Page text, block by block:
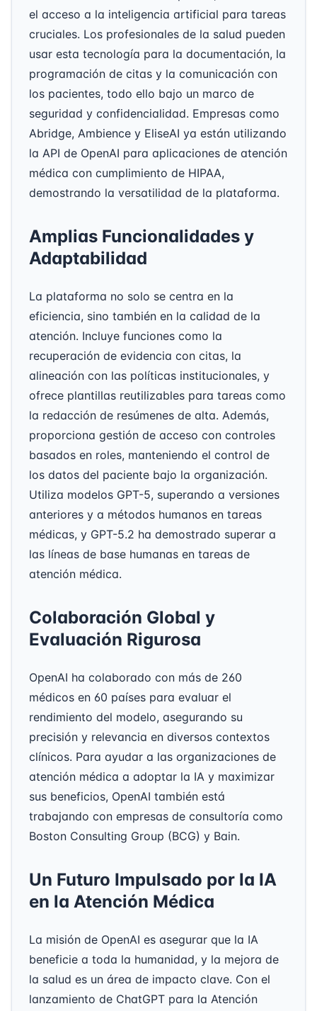
el acceso a la inteligencia artificial para tareas
cruciales. Los profesionales de la salud pueden
usar esta tecnología para la documentación, la
programación de citas y la comunicación con
los pacientes, todo ello bajo un marco de
seguridad y confidencialidad. Empresas como
Abridge, Ambience y EliseAI ya están utilizando
la API de OpenAI para aplicaciones de atención
médica con cumplimiento de HIPAA,
demostrando la versatilidad de la plataforma.
Amplias Funcionalidades y
Adaptabilidad
La plataforma no solo se centra en la
eficiencia, sino también en la calidad de la
atención. Incluye funciones como la
recuperación de evidencia con citas, la
alineación con las políticas institucionales, y
ofrece plantillas reutilizables para tareas como
la redacción de resúmenes de alta. Además,
proporciona gestión de acceso con controles
basados en roles, manteniendo el control de
los datos del paciente bajo la organización.
Utiliza modelos GPT-5, superando a versiones
anteriores y a métodos humanos en tareas
médicas, y GPT-5.2 ha demostrado superar a
las líneas de base humanas en tareas de
atención médica.
Colaboración Global y
Evaluación Rigurosa
OpenAI ha colaborado con más de 260
médicos en 60 países para evaluar el
rendimiento del modelo, asegurando su
precisión y relevancia en diversos contextos
clínicos. Para ayudar a las organizaciones de
atención médica a adoptar la IA y maximizar
sus beneficios, OpenAI también está
trabajando con empresas de consultoría como
Boston Consulting Group (BCG) y Bain.
Un Futuro Impulsado por la IA
en la Atención Médica
La misión de OpenAI es asegurar que la IA
beneficie a toda la humanidad, y la mejora de
la salud es un área de impacto clave. Con el
lanzamiento de ChatGPT para la Atención